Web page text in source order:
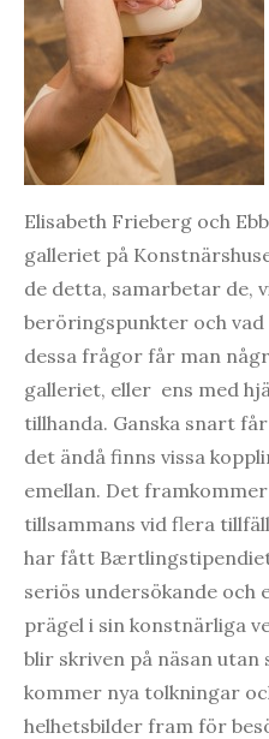
Elisabeth Frieberg och
galleriet på
de detta, samarbetar de,
beröringspunkter och
dessa frågor får man
galleriet, eller ens med
tillhanda. Ganska snart
det ändå finns vissa
emellan. Det
tillsammans vid flera
har fått
seriös undersökande och
prägel i sin konstnärliga
blir skriven på näsan utan
kommer nya tolkningar
helhetsbilder fram för